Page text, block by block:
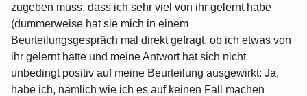
zugeben muss, dass ich sehr viel von ihr gelernt habe
(dummerweise hat sie mich in einem
Beurteilungsgespräch mal direkt gefragt, ob ich etwas von
ihr gelernt hätte und meine Antwort hat sich nicht
unbedingt positiv auf meine Beurteilung ausgewirkt: Ja,
habe ich, nämlich wie ich es auf keinen Fall machen